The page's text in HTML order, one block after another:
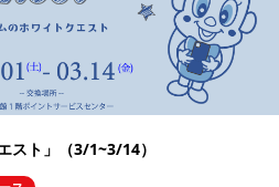
スト」（3/1~3/14）